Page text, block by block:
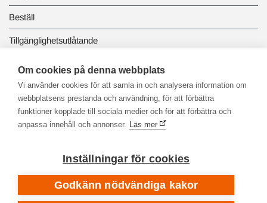
Beställ
Tillgänglighetsutlåtande
Dataskydd och registerbeskrivningar
Länkbiblioteket
Om cookies på denna webbplats
Vi använder cookies för att samla in och analysera information om
webbplatsens prestanda och användning, för att förbättra
funktioner kopplade till sociala medier och för att förbättra och
anpassa innehåll och annonser. Läs mer
Inställningar för cookies
Godkänn nödvändiga kakor